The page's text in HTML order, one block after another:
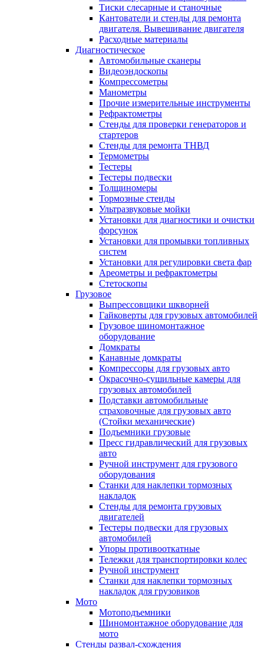
Тиски слесарные и станочные
Кантователи и стенды для ремонта
двигателя. Вывешивание двигателя
Расходные материалы
Диагностическое
Автомобильные сканеры
Видеоэндоскопы
Компрессометры
Манометры
Прочие измерительные инструменты
Рефрактометры
Стенды для проверки генераторов и
стартеров
Стенды для ремонта ТНВД
Термометры
Тестеры
Тестеры подвески
Толщиномеры
Тормозные стенды
Ультразвуковые мойки
Установки для диагностики и очистки
форсунок
Установки для промывки топливных
систем
Установки для регулировки света фар
Ареометры и рефрактометры
Стетоскопы
Грузовое
Выпрессовщики шкворней
Гайковерты для грузовых автомобилей
Грузовое шиномонтажное
оборудование
Домкраты
Канавные домкраты
Компрессоры для грузовых авто
Окрасочно-сушильные камеры для
грузовых автомобилей
Подставки автомобильные
страховочные для грузовых авто
(Стойки механические)
Подъемники грузовые
Пресс гидравлический для грузовых
авто
Ручной инструмент для грузового
оборудования
Станки для наклепки тормозных
накладок
Стенды для ремонта грузовых
двигателей
Тестеры подвески для грузовых
автомобилей
Упоры противооткатные
Тележки для транспортировки колес
Ручной инструмент
Станки для наклепки тормозных
накладок для грузовиков
Мото
Мотоподъемники
Шиномонтажное оборудование для
мото
Стенды развал-схождения